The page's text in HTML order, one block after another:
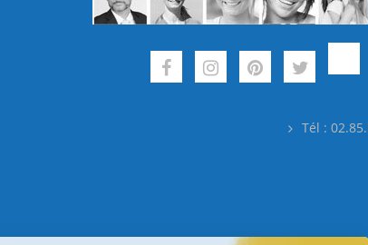
Tél :